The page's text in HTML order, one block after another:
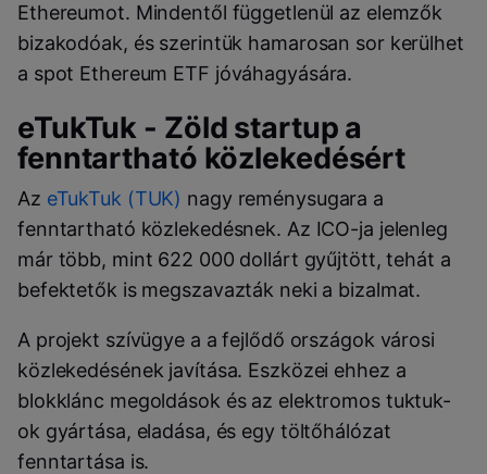
Ethereumot. Mindentől függetlenül az elemzők
bizakodóak, és szerintük hamarosan sor kerülhet
a spot Ethereum ETF jóváhagyására.
eTukTuk - Zöld startup a
fenntartható közlekedésért
Az eTukTuk (TUK) nagy reménysugara a
fenntartható közlekedésnek. Az ICO-ja jelenleg
már több, mint 622 000 dollárt gyűjtött, tehát a
befektetők is megszavazták neki a bizalmat.
A projekt szívügye a a fejlődő országok városi
közlekedésének javítása. Eszközei ehhez a
blokklánc megoldások és az elektromos tuktuk-
ok gyártása, eladása, és egy töltőhálózat
fenntartása is.